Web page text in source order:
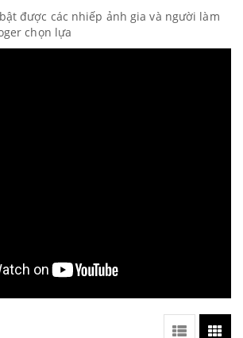
được các nhiếp ảnh gia và người làm
chọn lựa